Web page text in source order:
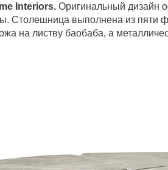
Interiors. Оригинальный дизайн
Столешница выполнена из пяти
на листву баобаба, а